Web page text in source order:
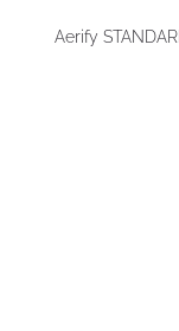
Aerify